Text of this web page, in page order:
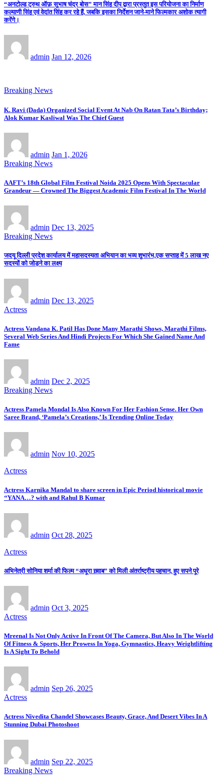
“अनटोल्ड ट्रुथ ऑफ़ सुभाष चंद्र बोस” मान सिंह दीप द्वारा प्रस्तुत इस परियोजना का निर्माण
कल्याणी सिंह एवं वेदांत सिंह कर रहे हैं, जबकि इसका निर्देशन जाने-माने फिल्मकार अशोक त्यागी
करेंगे।
admin Jan 12, 2026
Breaking News
K. Ravi (Dada) Organized Social Event At Nab On Ratan Tata’s Birthday;
Alok Kumar Kasliwal Was The Chief Guest
admin Jan 1, 2026
Breaking News
AAFT’s 18th Global Film Festival Noida 2025 Opens With Spectacular
Grandeur — Crowned The Biggest Academic Film Festival In The World
admin Dec 13, 2025
Breaking News
जदयू दिल्ली प्रदेश कार्यालय में महासदस्यता अभियान का भव्य शुभारंभ,एक सप्ताह में 5 लाख नए
सदस्यों को जोड़ने का लक्ष्य
admin Dec 13, 2025
Actress
Actress Vandana K. Patil Has Done Many Marathi Shows, Marathi Films,
Several Web Series And Hindi Projects For Which She Gained Name And
Fame
admin Dec 2, 2025
Breaking News
Actress Pamela Mondal Is Also Known For Her Fashion Sense. Her Own
Saree Brand, ‘Pamela’s Creations,’ Is Trending Online Today
admin Nov 10, 2025
Actress
Actress Karnika Mandal to share screen in Epic Period historical movie
‘‘YANA…? with and Rahul B Kumar
admin Oct 28, 2025
Actress
अभिनेत्री सोनिया शर्मा की फिल्म “अधूरा ख़्वाब” को मिली अंतर्राष्ट्रीय पहचान, हुए सपने पूरे
admin Oct 3, 2025
Actress
Mreenal Is Not Only Active In Front Of The Camera, But Also In The World
Of Fitness & Sports, Her Prowess In Yoga, Gymnastics, Heavy Weightlifting
Is A Sight To Behold
admin Sep 26, 2025
Actress
Actress Nivedita Chandel Showcases Beauty, Grace, And Desert Vibes In A
Stunning Dubai Photoshoot
admin Sep 22, 2025
Breaking News